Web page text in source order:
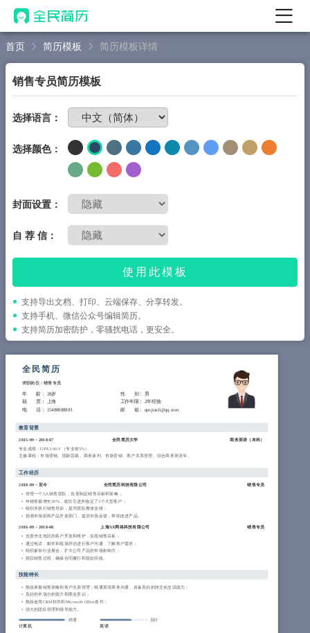
首页
AI 简历工具
AI 优化简历
AI 翻译简历
AI 诊断简历
AI 模拟面试
面试自我介绍
简历教程
登录 / 注册
首页 简历模板 简历模板详情
销售专员简历模板
选择语言：
选择颜色：
封面设置：
自 荐 信：
使用此模板
支持导出文档、打印、云端保存、分享转发。
支持手机、微信公众号编辑简历。
支持简历加密防护，零骚扰电话，更安全。
全民简历
求职岗位：销售专员
年 龄： 28岁 性 别： 男
籍 贯： 上海 工作年限 ： 2年经验
电 话： 15488888883 邮 箱： qmjianli@qq.com
教育背景
2015-09 ~ 2018-07 全民简历大学 商务英语（本科）
专业成绩：GPA 3.66/4 （专业前5%）
主修课程：市场营销、国际贸易、商务谈判、市场营销、客户关系管理、综合商务英语等。
工作经历
2018-09 ~ 至今 全民简历科技有限公司 销售专员
管理一个5人销售团队，负责制定销售目标和策略；
年销售额增长30%，成功引进并稳定了3个大型客户；
组织并执行销售培训，提升团队整体业绩；
协调市场部和产品开发部门，提供市场反馈，帮助改进产品。
2016-09 ~ 2018-08 上海XX网络科技有限公司 销售专员
负责华北地区的客户开发和维护，实现销售目标；
通过电话、邮件和现场拜访进行客户沟通，了解客户需求；
组织参加行业展会，扩大公司产品的市场影响力；
跟踪销售过程，确保合同履行和货款回收。
技能特长
熟练掌握销售策略和客户关系管理；精通英语商务沟通，具备良好的跨文化交流能力；
良好的市场分析能力和商业意识；
熟练使用CRM软件和Microsoft Office套件；
强大的团队管理和领导能力。
计算机
精通
英语
良好